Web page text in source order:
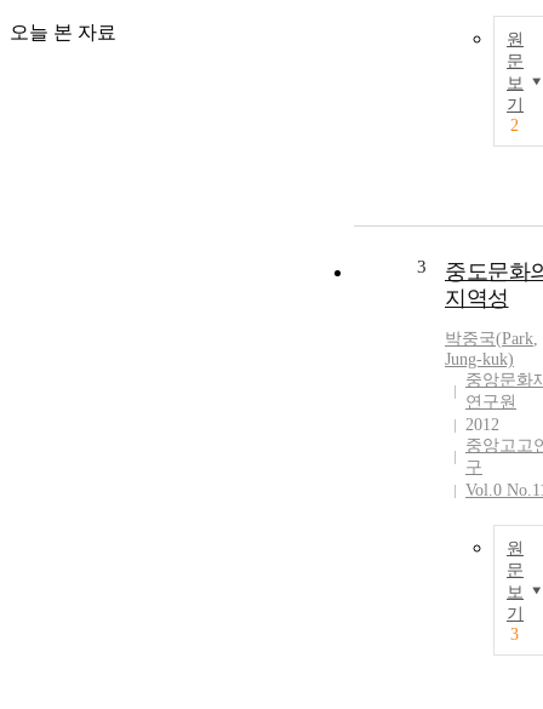
오늘 본 자료
원
문
보
기
2
3
중도문화
지역성
박중국(Park,
Jung-kuk)
중앙문화
연구원
2012
중앙고고
구
Vol.0
원
문
보
기
3